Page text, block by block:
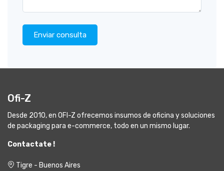
Enviar consulta
Ofi-Z
Desde 2010, en OFI-Z ofrecemos insumos de oficina y soluciones
de packaging para e-commerce, todo en un mismo lugar.
Contactate !
Tigre - Buenos Aires